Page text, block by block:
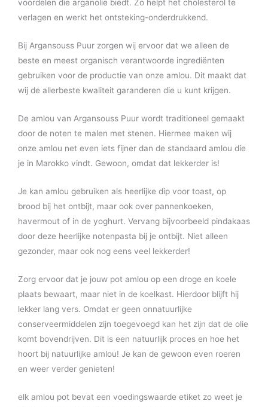
voordelen die arganolie biedt. Zo helpt het cholesterol te
verlagen en werkt het ontsteking-onderdrukkend.
Bij Argansouss Puur zorgen wij ervoor dat we alleen de
beste en meest organisch verantwoorde ingrediënten
gebruiken voor de productie van onze amlou. Dit maakt dat
wij de allerbeste kwaliteit garanderen die u kunt krijgen.
De amlou van Argansouss Puur wordt traditioneel gemaakt
door de noten te malen met stenen. Hiermee maken wij
onze amlou net even iets fijner dan de standaard amlou die
je in Marokko vindt. Gewoon, omdat dat lekkerder is!
Je kan amlou gebruiken als heerlijke dip voor toast, op
brood bij het ontbijt, maar ook over pannenkoeken,
havermout of in de yoghurt. Vervang bijvoorbeeld pindakaas
door deze heerlijke notenpasta bij je ontbijt. Niet alleen
gezonder, maar ook nog eens veel lekkerder!
Zorg ervoor dat je jouw pot amlou op een droge en koele
plaats bewaart, maar niet in de koelkast. Hierdoor blijft hij
lekker lang vers. Omdat er geen onnatuurlijke
conserveermiddelen zijn toegevoegd kan het zijn dat de olie
komt bovendrijven. Dit is een natuurlijk proces en hoe het
hoort bij natuurlijke amlou! Je kan de gewoon even roeren
en weer verder genieten!
elk amlou pot bevat een voedingswaarde etiket zo weet je